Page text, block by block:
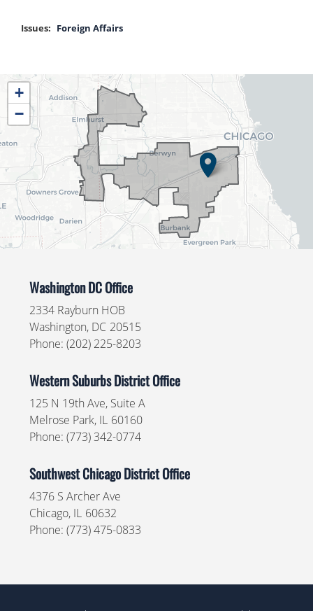
Issues: Foreign Affairs
IL04
District
Map
+
−
Washington DC Office
2334 Rayburn HOB
Washington, DC20515
Phone: (202) 225-8203
Western Suburbs District Office
125 N 19th Ave, Suite A
Melrose Park, IL60160
Phone: (773) 342-0774
Southwest Chicago District Office
4376 S Archer Ave
Chicago, IL60632
Phone: (773) 475-0833